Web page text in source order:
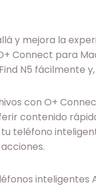
y mejora la
Connect para
N5 fácilmente
con O+
contenido
teléfono